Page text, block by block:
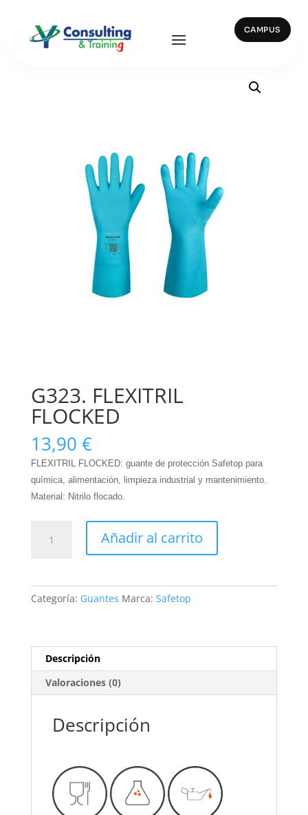
CAMPUS
Inicio Guantes/ G323. FLEXITRIL FLOCKED
G323. FLEXITRIL
FLOCKED
13,90 €
FLEXITRIL FLOCKED: guante de protección Safetop para
química, alimentación, limpieza industrial y mantenimiento.
Material: Nitrilo flocado.
FLEXITRIL
Añadir al carrito
Categoría: Guantes Marca: Safetop
Descripción
Valoraciones (0)
Descripción